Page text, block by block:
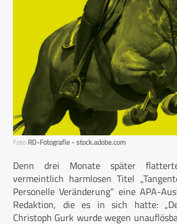
Foto RD-Fotografie - stock.adobe.com
Denn drei Monate später
vermeintlich harmlosen Titel
Personelle Veränderung“ eine APA-
Redaktion, die es in sich hatte:
Christoph Gurk wurde wegen